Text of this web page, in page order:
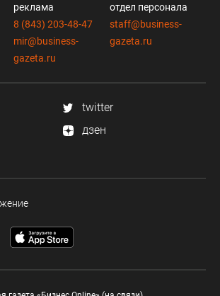
реклама
8 (843) 203-48-47
mir@business-
gazeta.ru
отдел персонала
staff@business-
gazeta.ru
twitter
дзен